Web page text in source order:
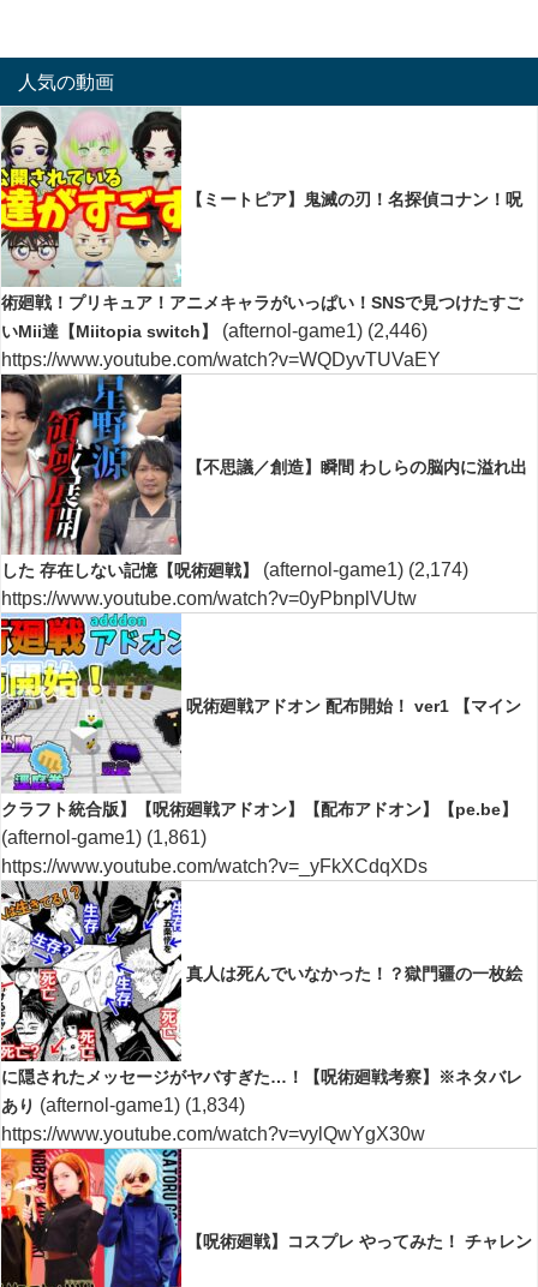
人気の動画
【ミートピア】鬼滅の刃！名探偵コナン！呪
術廻戦！プリキュア！アニメキャラがいっぱい！SNSで見つけたすご
いMii達【Miitopia switch】
(afternol-game1) (2,446)
https://www.youtube.com/watch?v=WQDyvTUVaEY
【不思議／創造】瞬間 わしらの脳内に溢れ出
した 存在しない記憶【呪術廻戦】 (afternol-game1) (2,174)
https://www.youtube.com/watch?v=0yPbnplVUtw
呪術廻戦アドオン 配布開始！ ver1 【マイン
クラフト統合版】【呪術廻戦アドオン】【配布アドオン】【pe.be】
(afternol-game1) (1,861)
https://www.youtube.com/watch?v=_yFkXCdqXDs
真人は死んでいなかった！？獄門疆の一枚絵
に隠されたメッセージがヤバすぎた…！【呪術廻戦考察】※ネタバレ
あり (afternol-game1) (1,834)
https://www.youtube.com/watch?v=vylQwYgX30w
【呪術廻戦】コスプレ やってみた！ チャレン